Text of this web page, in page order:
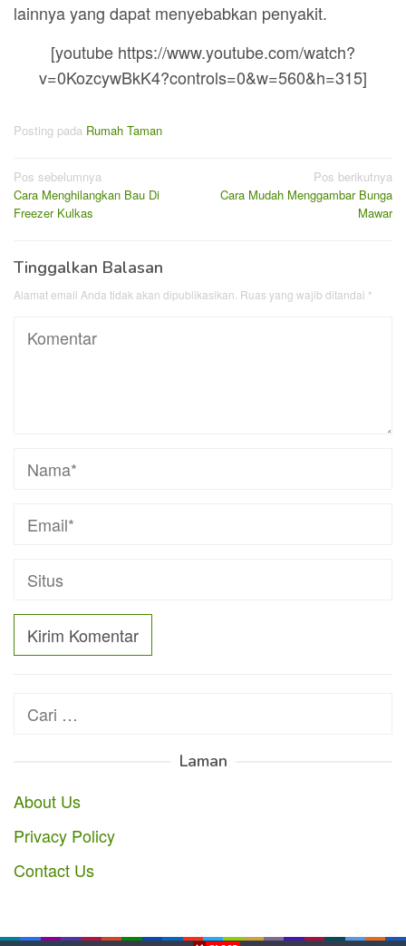
lainnya yang dapat menyebabkan penyakit.
[youtube https://www.youtube.com/watch?
v=0KozcywBkK4?controls=0&w=560&h=315]
Posting pada Rumah Taman
Navigasi
pos
Pos sebelumnya
Cara Menghilangkan Bau Di
Freezer Kulkas
Pos berikutnya
Cara Mudah Menggambar Bunga
Mawar
Tinggalkan Balasan
Alamat email Anda tidak akan dipublikasikan. Ruas yang wajib ditandai *
Cari
Laman
About Us
Privacy Policy
Contact Us